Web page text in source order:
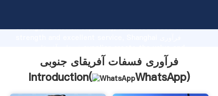
strong production capability, advanced research
bring values to all of customers.
فرآوری فسفات آفریقای جنوبی
Introduction(
WhatsApp)